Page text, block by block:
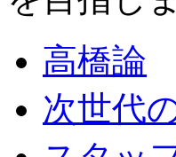
高橋論
次世代